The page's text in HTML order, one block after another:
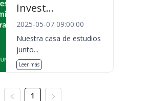
Invest...
2025-05-07 09:00:00
Nuestra casa de estudios
junto...
Leer más
1